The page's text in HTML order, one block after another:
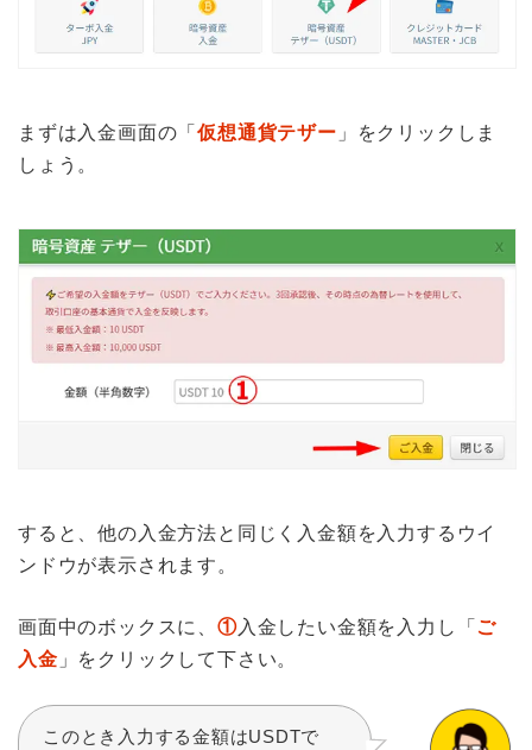
まずは入金画面の「仮想通貨テザー 」をクリックしま
しょう。
すると、他の入金方法と同じく入金額を入力するウイ
ンドウが表示されます。
画面中のボックスに、 ①入金したい金額を入力し「 ご
入金 」をクリックして下さい。
このとき入力する金額はUSDTで